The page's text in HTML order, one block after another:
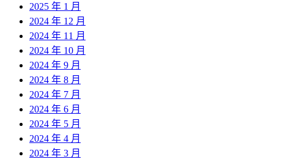
2025 年 1 月
2024 年 12 月
2024 年 11 月
2024 年 10 月
2024 年 9 月
2024 年 8 月
2024 年 7 月
2024 年 6 月
2024 年 5 月
2024 年 4 月
2024 年 3 月